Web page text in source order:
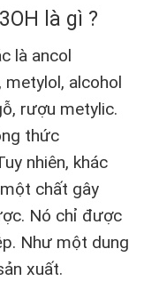
là gì ?
là ancol
metylol, alcohol
rượu metylic.
thức
nhiên, khác
chất gây
Nó chỉ được
Như một dung
xuất.